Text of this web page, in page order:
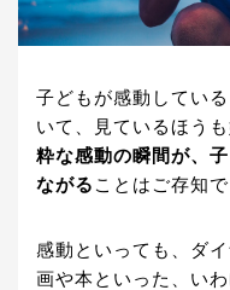
子どもが感動してい
いて、見ているほう
粋な感動の瞬間が、
ながる ことはご存知で
感動といっても、ダ
画や本といった、い